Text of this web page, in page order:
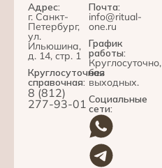
Адрес:
г. Санкт-
Петербург,
ул.
Ильюшина,
д. 14, стр. 1
Круглосуточная
справочная:
8 (812)
277-93-01
Почта:
info@ritual-
one.ru
График
работы:
Круглосуточно,
без
выходных.
Социальные
сети: